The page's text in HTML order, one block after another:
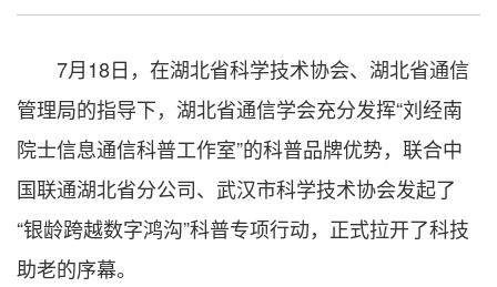
7月18日，在湖北省科学技术协会、湖北省通信
管理局的指导下，湖北省通信学会充分发挥“刘经南
院士信息通信科普工作室”的科普品牌优势，联合中
国联通湖北省分公司、武汉市科学技术协会发起了
“银龄跨越数字鸿沟”科普专项行动，正式拉开了科技
助老的序幕。